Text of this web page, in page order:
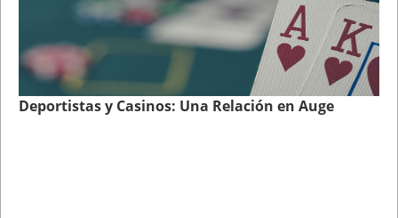
Deportistas y Casinos: Una Relación en Auge